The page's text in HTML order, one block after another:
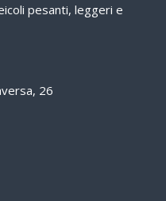
pesanti, leggeri e
26